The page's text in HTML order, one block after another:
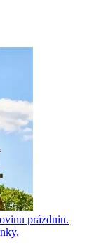
prázdnin.